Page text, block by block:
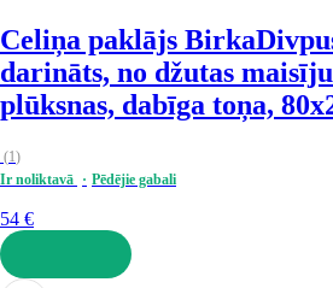
Celiņa paklājs Birka
darināts, no džutas
plūksnas, dabīga toņa,
(1)
Ir noliktavā
Pēdējie gabali
54 €